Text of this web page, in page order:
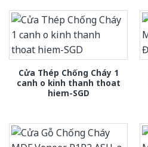
Cửa Thép Chống Cháy 1
canh o kinh thanh thoat
hiem-SGD